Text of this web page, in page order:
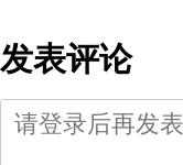
发表评论